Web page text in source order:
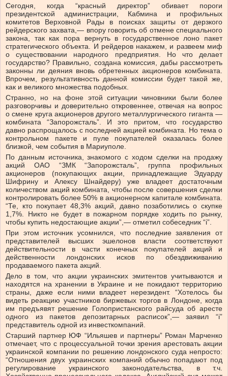
Сегодня, когда “красный директор” обивает пороги
президентской администрации, Кабмина и профильных
комитетов Верховной Рады в поисках защиты от дерзкого
рейдерского захвата,— впору говорить об отмене специального
закона, так как пора вернуть в государственное лоно пакет
стратегического объекта. И рейдеров накажем, и развеем миф
о существовании народного предприятия. Но что делает
государство? Правильно, создана комиссия, дабы рассмотреть
законны ли деяния вновь обретенных акционеров комбината.
Впрочем, результативность данной комиссии будет такой же,
как и великого множества подобных.
Странно, но на фоне этой ситуации чиновники были более
разговорчивы и доверительно откровеннее, отвечая на вопрос
о смене круга акционеров другого металлургического гиганта —
комбината “Запорожсталь”. И это притом, что государство
давно распрощалось с последней акцией комбината. Но тема о
контрольном пакете и пуле покупателей оказалась более
близкой, чем события в Мариуполе.
По данным источника, знакомого с ходом сделки на продажу
акций ОАО “ЗМК “Запорожсталь”, группа профильных
акционеров (покупающих акции, принадлежащие Эдуарду
Шифрину и Алексу Шнайдеру) уже владеет достаточным
количеством акций комбината, чтобы после совершения сделки
контролировать более 50% в акционерном капитале комбината.
“Те, кто покупает 48,3% акций, давно позаботились о скупке
1,7%. Никто не будет в пожарном порядке ходить по рынку,
чтобы купить недостающие акции”,— отметил собеседник “і”.
При этом источник усомнился, что последние заявления от
представителей высших эшелонов власти соответствуют
действительности в части конечных покупателей акций и
действенности лондонских исков по обездвиживанию
продаваемого пакета акций.
Дело в том, что акции украинских эмитентов учитываются и
находятся на хранении в Украине и не покидают территорию
страны, даже если ними владеет нерезидент. “Хотелось бы
видеть реакцию участников биржевых торгов в Лондоне, когда
им предъявят решение Голопристанского райсуда об аресте
одного из пакетов депозитарных расписок”,— заявил “i”
представитель одной из инвесткомпаний.
Старший партнер ЮФ “Ильяшев и партнеры” Роман Марченко
отмечает, что с процессуальной точки зрения арестовать акции
украинской компании по решению лондонского суда непросто:
“Отношения двух украинских компаний обычно попадают под
регулирование украинского законодательства, в т.ч.